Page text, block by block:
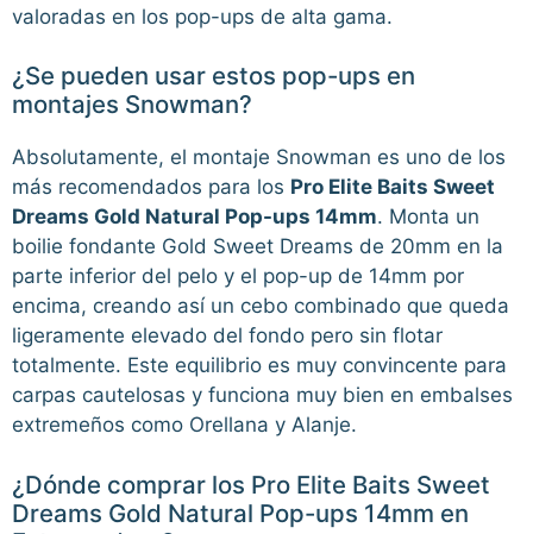
valoradas en los pop-ups de alta gama.
¿Se pueden usar estos pop-ups en
montajes Snowman?
Absolutamente, el montaje Snowman es uno de los
más recomendados para los Pro Elite Baits Sweet
Dreams Gold Natural Pop-ups 14mm. Monta un
boilie fondante Gold Sweet Dreams de 20mm en la
parte inferior del pelo y el pop-up de 14mm por
encima, creando así un cebo combinado que queda
ligeramente elevado del fondo pero sin flotar
totalmente. Este equilibrio es muy convincente para
carpas cautelosas y funciona muy bien en embalses
extremeños como Orellana y Alanje.
¿Dónde comprar los Pro Elite Baits Sweet
Dreams Gold Natural Pop-ups 14mm en